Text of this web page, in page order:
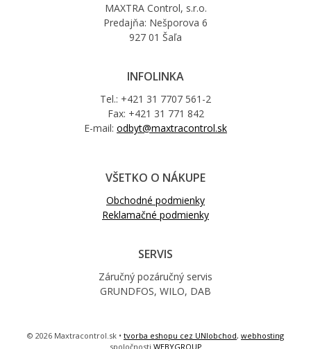
MAXTRA Control, s.r.o.
Predajňa: Nešporova 6
927 01 Šaľa
INFOLINKA
Tel.: +421 31 7707 561-2
Fax: +421 31 771 842
E-mail: odbyt@maxtracontrol.sk
VŠETKO O NÁKUPE
Obchodné podmienky
Reklamačné podmienky
SERVIS
Záručný pozáručný servis
GRUNDFOS, WILO, DAB
© 2026 Maxtracontrol.sk • tvorba eshopu cez UNIobchod, webhosting
spoločnosti WEBYGROUP